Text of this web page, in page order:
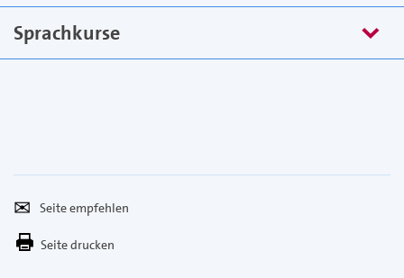
Sprachkurse
empfehlen
Per
E-
Seite drucken